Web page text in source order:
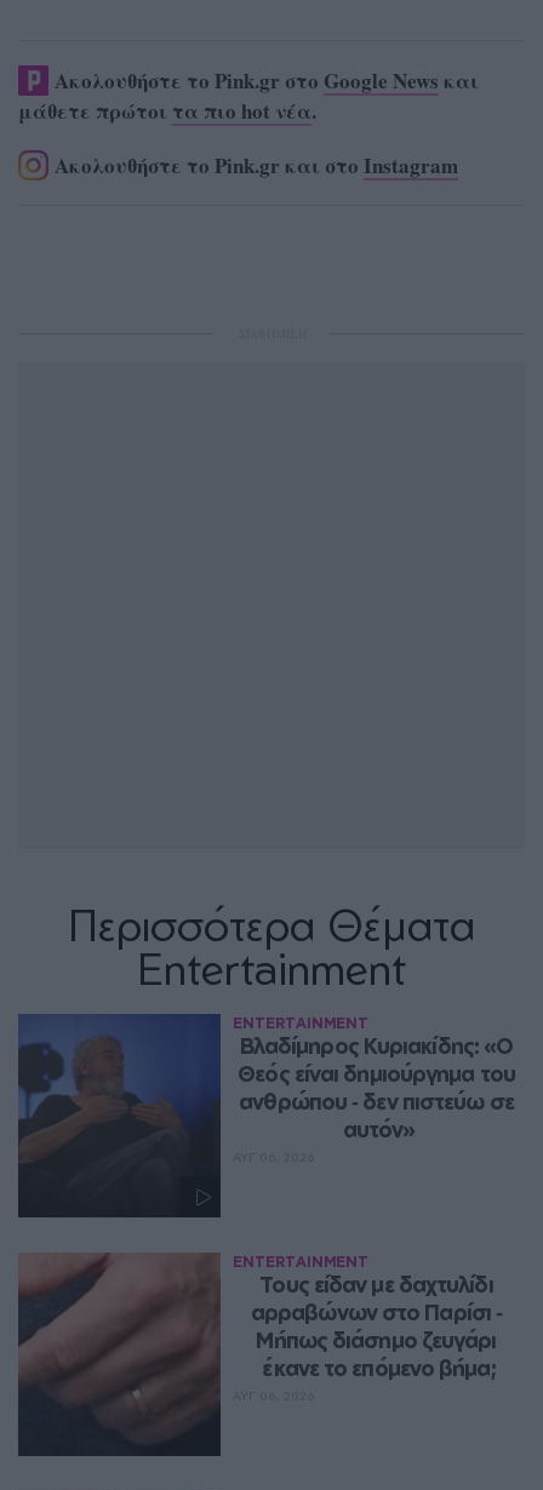
Ακολουθήστε το Pink.gr στο Google News και
μάθετε πρώτοι τα πιο hot νέα.
Ακολουθήστε το Pink.gr και στο Instagram
Περισσότερα Θέματα
Entertainment
ENTERTAINMENT
Βλαδίμηρος Κυριακίδης: «Ο
Θεός είναι δημιούργημα του
ανθρώπου ‑ δεν πιστεύω σε
αυτόν»
ENTERTAINMENT
Τους είδαν με δαχτυλίδι
αρραβώνων στο Παρίσι ‑
Μήπως διάσημο ζευγάρι
έκανε το επόμενο βήμα;